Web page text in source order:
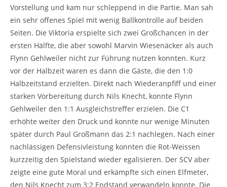
Vorstellung und kam nur schleppend in die Partie. Man sah
ein sehr offenes Spiel mit wenig Ballkontrolle auf beiden
Seiten. Die Viktoria erspielte sich zwei Großchancen in der
ersten Hälfte, die aber sowohl Marvin Wiesenäcker als auch
Flynn Gehlweiler nicht zur Führung nutzen konnten. Kurz
vor der Halbzeit waren es dann die Gäste, die den 1:0
Halbzeitstand erzielten. Direkt nach Wiederanpfiff und einer
starken Vorbereitung durch Nils Knecht, konnte Flynn
Gehlweiler den 1:1 Ausgleichstreffer erzielen. Die C1
erhöhte weiter den Druck und konnte nur wenige Minuten
später durch Paul Großmann das 2:1 nachlegen. Nach einer
nachlässigen Defensivleistung konnten die Rot-Weissen
kurzzeitig den Spielstand wieder egalisieren. Der SCV aber
zeigte eine gute Moral und erkämpfte sich einen Elfmeter,
den Nils Knecht zum 3:2 Endstand verwandeln konnte. Die